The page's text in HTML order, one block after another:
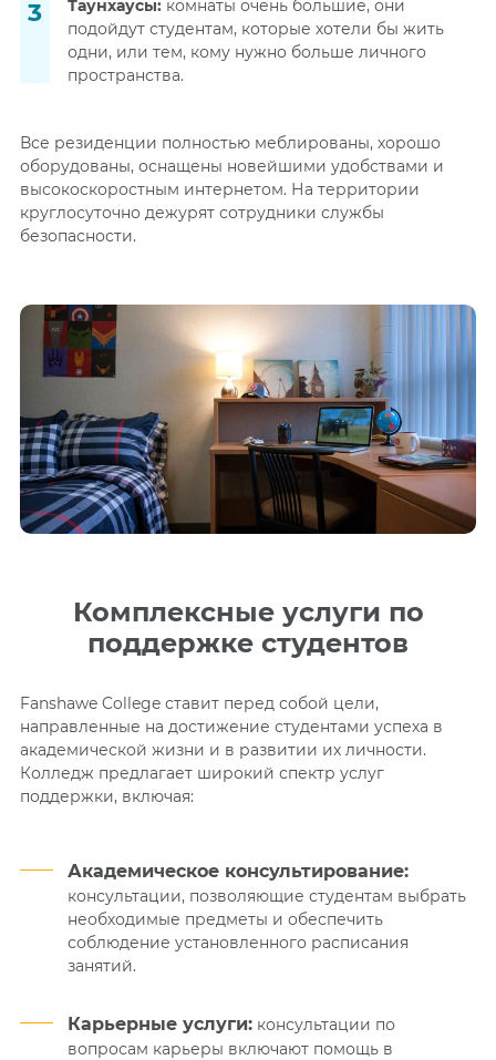
Таунхаусы:комнаты очень большие, они
подойдут студентам, которые хотели бы жить
одни, или тем, кому нужно больше личного
пространства.
Все резиденции полностью меблированы, хорошо
оборудованы, оснащены новейшими удобствами и
высокоскоростным интернетом. На территории
круглосуточно дежурят сотрудники службы
безопасности.
Комплексные услуги по
поддержке студентов
Fanshawe College ставит перед собой цели,
направленные на достижение студентами успеха в
академической жизни и в развитии их личности.
Колледж предлагает широкий спектр услуг
поддержки, включая:
Академическое консультирование:
консультации, позволяющие студентам выбрать
необходимые предметы и обеспечить
соблюдение установленного расписания
занятий.
Карьерные услуги:консультации по
вопросам карьеры включают помощь в